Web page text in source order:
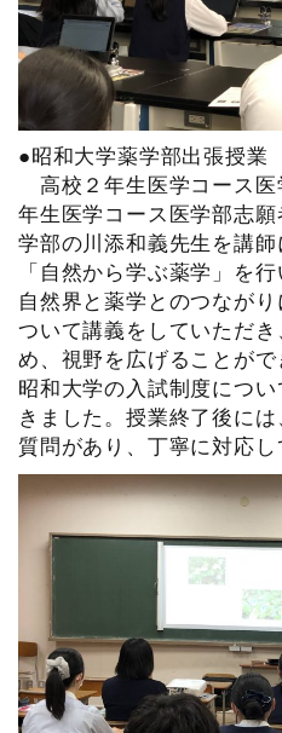
●昭和大学薬学部出張授業
高校２年生医学コース医
年生医学コース医学部志
学部の川添和義先生を講
「自然から学ぶ薬学」を
自然界と薬学とのつなが
ついて講義をしていただ
め、視野を広げることがで
昭和大学の入試制度につ
きました。授業終了後に
質問があり、丁寧に対応し